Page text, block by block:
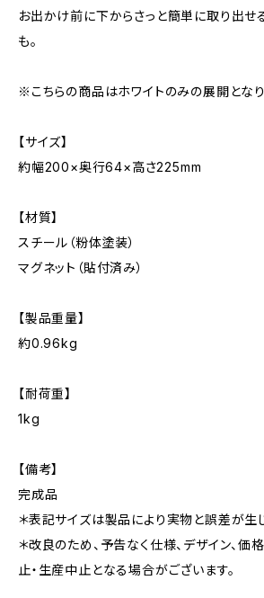
お出かけ前に下からさっと簡単に取り出せ
も。
※こちらの商品はホワイトのみの展開となり
【サイズ】
約幅200×奥行64×高さ225mm
【材質】
スチール（粉体塗装）
マグネット（貼付済み）
【製品重量】
約0.96kg
【耐荷重】
1kg
【備考】
完成品
＊表記サイズは製品により実物と誤差が生
＊改良のため、予告なく仕様、デザイン、
止・生産中止となる場合がございます。